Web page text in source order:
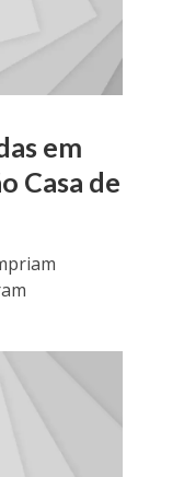
em
Casa de